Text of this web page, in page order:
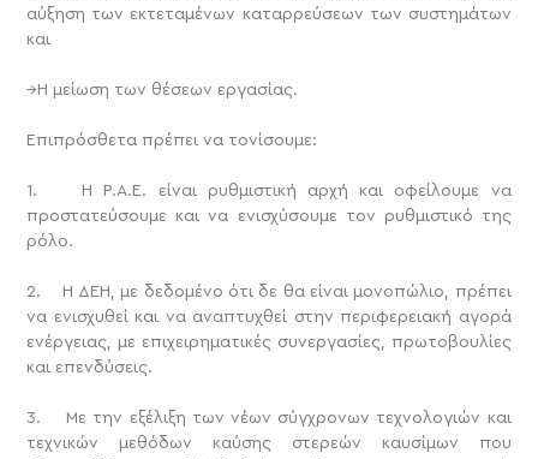
αύξηση των εκτεταμένων καταρρεύσεων των συστημάτων
και
→Η μείωση των θέσεων εργασίας.
Επιπρόσθετα πρέπει να τονίσουμε:
1. Η Ρ.Α.Ε. είναι ρυθμιστική αρχή και οφείλουμε να
προστατεύσουμε και να ενισχύσουμε τον ρυθμιστικό της
ρόλο.
2. Η ΔΕΗ, με δεδομένο ότι δε θα είναι μονοπώλιο, πρέπει
να ενισχυθεί και να αναπτυχθεί στην περιφερειακή αγορά
ενέργειας, με επιχειρηματικές συνεργασίες, πρωτοβουλίες
και επενδύσεις.
3. Με την εξέλιξη των νέων σύγχρονων τεχνολογιών και
τεχνικών μεθόδων καύσης στερεών καυσίμων που